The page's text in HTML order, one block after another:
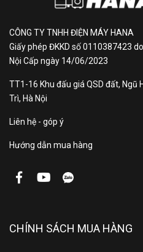
Thích hợp cho bất kỳ tình
thiết bị này và điện thoại
LOUDR và thậm chí cả tivi
xa hoa trong bất kỳ dịp nào.
Multi Bluetooth
Down trên thiết
Giữ cho bàn xoay bằng
một lúc *. Ghép nối và phát
CÔNG TY TNHH ĐIỆN MÁY HANA
Giấy phép ĐKKD số 0110387423
Nội Cấp ngày 14/06/2023
TT1-16 Khu đấu giá QSD đất, Ngũ
Trì, Hà Nội
Liên hệ - góp ý
Hướng dẫn mua hàng
CHÍNH SÁCH MUA HÀNG